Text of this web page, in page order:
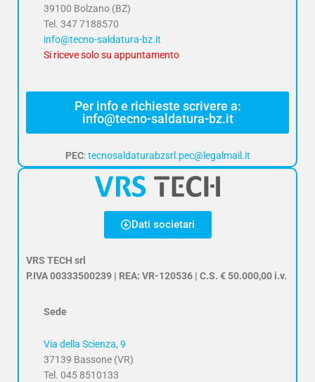
39100 Bolzano (BZ)
Tel. 347 7188570
info@tecno-saldatura-bz.it
Si riceve solo su appuntamento
Per info e richieste scrivere a:
info@tecno-saldatura-bz.it
PEC:tecnosaldaturabzsrl.pec@legalmail.it
Dati societari
VRS TECH srl
P.IVA 00333500239 | REA: VR-120536 | C.S. € 50.000,00 i.v.
Sede
Via della Scienza, 9
37139 Bassone (VR)
Tel. 045 8510133